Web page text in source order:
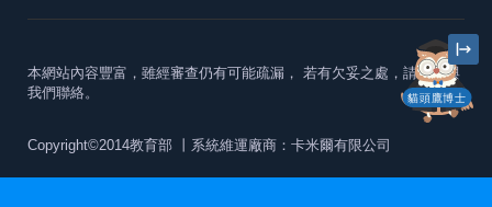
貓頭鷹博士
本網站內容豐富，雖經審查仍有可能疏漏， 若有欠妥之處，請隨時與
我們聯絡。
Copyright©2014教育部 丨系統維運廠商：卡米爾有限公司